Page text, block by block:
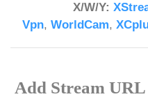
X/W/Y:
Vpn, WorldCam,
Add Stream URL